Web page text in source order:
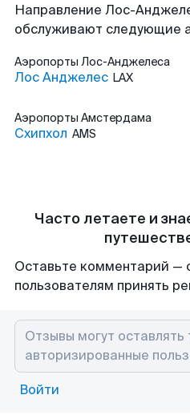
Направление Лос-
обслуживают следующие
Аэропорты Лос-Анджелеса
Лос Анджелес LAX
Аэропорты Амстердама
Схипхол AMS
Часто летаете и
Оставьте комментарий —
пользователям принять
Войти